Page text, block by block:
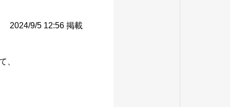
2024/9/5 12:56 掲載
、